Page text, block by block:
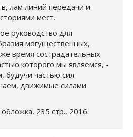
лам линий передачи и
мест.
руководство для
могущественных,
время сострадательных
которого мы являемся, -
будучи частью сил
движимые силами
235 стр., 2016.